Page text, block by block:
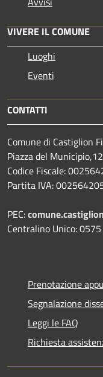
VIVERE IL COMUNE
Luoghi
Eventi
CONTATTI
Comune di Castiglion
Piazza del
Codice Fiscale:
Partita IVA:
PEC:
Centralino Unico:
Prenotazione
Segnalazione
Leggi le FAQ
Richiesta